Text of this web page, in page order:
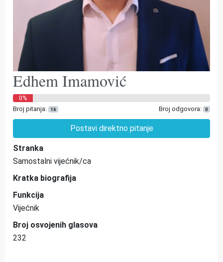
Edhem Imamović
0%
Broj pitanja: 16 Broj odgovora: 0
Postavi direktno pitanje
Stranka
Samostalni vijećnik/ca
Kratka biografija
Funkcija
Vijećnik
Broj osvojenih glasova
232